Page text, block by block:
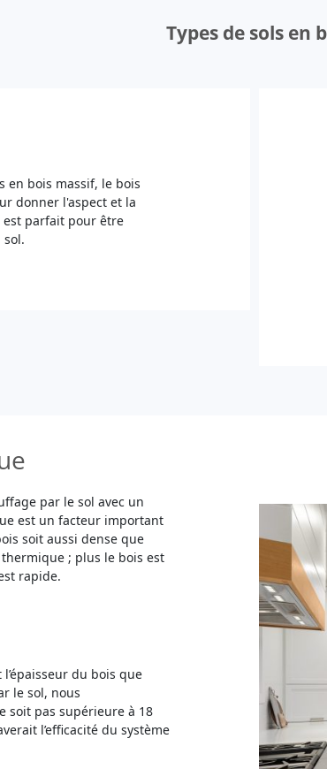
Types de sols en
en bois massif, le bois
donner l'aspect et la
parfait pour être
sol.
par le sol avec un
est un facteur important
soit aussi dense que
; plus le bois est
rapide.
du bois que
le sol, nous
soit pas supérieure à 18
l’efficacité du système